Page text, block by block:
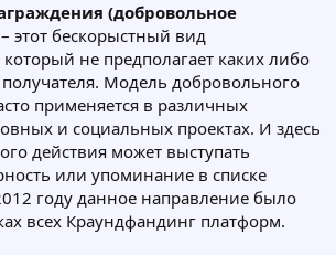
(добровольное
– этот бескорыстный вид
не предполагает каких либо
получателя. Модель добровольного
применяется в различных
и социальных проектах. И здесь
действия может выступать
или упоминание в списке
году данное направление было
всех Краундфандинг платформ.